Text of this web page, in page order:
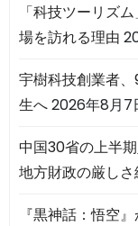
「科技ツーリズ
場を訪れる理由
宇樹科技創業者
生へ2026年8月7
中国30省の上半
地方財政の厳しさ
『黒神話：悟空